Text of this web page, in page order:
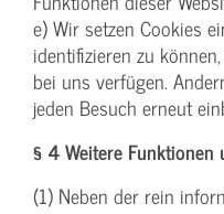
e) Wir setzen Cookies
identifizieren zu
bei uns verfügen.
jeden Besuch erneut
§ 4 Weitere Funktionen
(1) Neben der rein